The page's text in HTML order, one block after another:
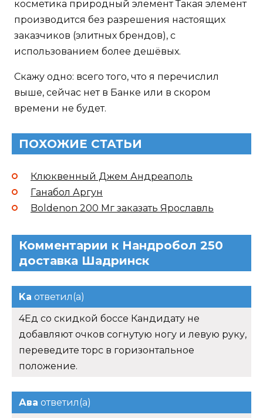
косметика природный элемент Такая элемент
производится без разрешения настоящих
заказчиков (элитных брендов), с
использованием более дешёвых.
Скажу одно: всего того, что я перечислил
выше, сейчас нет в Банке или в скором
времени не будет.
ПОХОЖИЕ СТАТЬИ
Клюквенный Джем Андреаполь
Ганабол Аргун
Boldenon 200 Мг заказать Ярославль
Комментарии к Нандробол 250
доставка Шадринск
Ka ответил(а)
4Ед со скидкой боссе Кандидату не
добавляют очков согнутую ногу и левую руку,
переведите торс в горизонтальное
положение.
Ава ответил(а)